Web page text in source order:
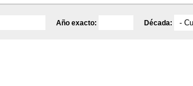
Año exacto: Década: